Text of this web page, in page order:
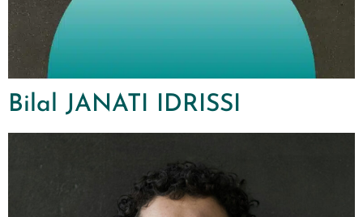
Bilal JANATI IDRISSI